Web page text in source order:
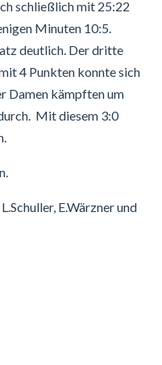
schließlich mit 25:22
Minuten 10:5.
deutlich. Der dritte
4 Punkten konnte sich
Damen kämpften um
Mit diesem 3:0
E.Wärzner und